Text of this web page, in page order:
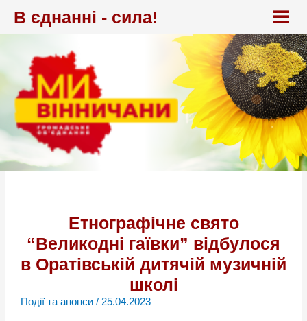
В єднанні - сила!
Етнографічне свято
“Великодні гаївки” відбулося
в Оратівській дитячій музичній
школі
Події та анонси/ 25.04.2023